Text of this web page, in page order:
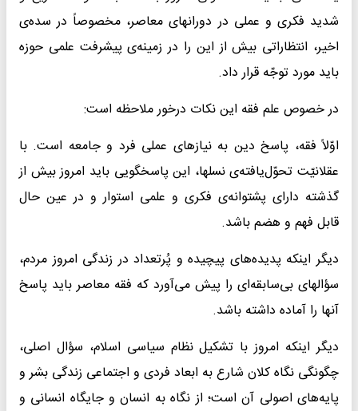
شدید فکری و عملی در دورانهای معاصر، مخصوصاً در سده‌ی
اخیر، انتظاراتی بیش از این را در زمینه‌ی پیشرفت علمی حوزه
باید مورد توجّه قرار داد.
در خصوص علم فقه این نکات درخور ملاحظه است:
اوّلاً فقه، پاسخ دین به نیازهای عملی فرد و جامعه است. با
عقلانیّت تحوّل‌یافته‌ی نسلها، این پاسخگویی باید امروز بیش از
گذشته دارای پشتوانه‌ی فکری و علمی استوار و در عین حال
قابل فهم و هضم باشد.
دیگر اینکه پدیده‌های پیچیده و پُرتعداد در زندگی امروز مردم،
سؤالهای بی‌سابقه‌ای را پیش می‌آورد که فقه معاصر باید پاسخ
آنها را آماده داشته باشد.
دیگر اینکه امروز با تشکیل نظام سیاسی اسلام، سؤال اصلی،
چگونگی نگاه کلان شارع به ابعاد فردی و اجتماعی زندگی بشر و
پایه‌های اصولی آن است؛ از نگاه به انسان و جایگاه انسانی و